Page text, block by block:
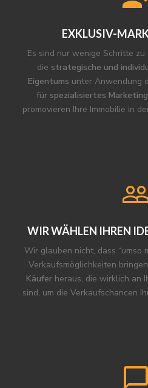
EXKLUSIV-
Es sind nur wenige Schritte
die strategische und
Eigentums unter Anwendung
für spezialisiertes Marketing
promovieren Ihre Immobilie in
WIR WÄHLEN IHREN
Wir glauben nicht, dass “umso
Verkaufsmöglichkeiten
Käufer heraus, die wirklich an
sind, um die Verkaufschancen